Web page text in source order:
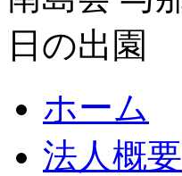
ホーム
法人概要